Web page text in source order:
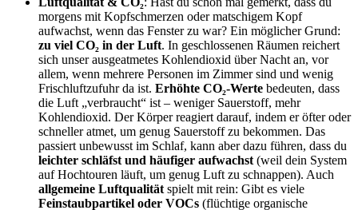
morgens mit Kopfschmerzen oder matschigem Kopf
aufwachst, wenn das Fenster zu war? Ein möglicher Grund:
zu viel CO₂ in der Luft. In geschlossenen Räumen reichert
sich unser ausgeatmetes Kohlendioxid über Nacht an, vor
allem, wenn mehrere Personen im Zimmer sind und wenig
Frischluftzufuhr da ist. Erhöhte CO₂-Werte bedeuten, dass
die Luft „verbraucht“ ist – weniger Sauerstoff, mehr
Kohlendioxid. Der Körper reagiert darauf, indem er öfter oder
schneller atmet, um genug Sauerstoff zu bekommen. Das
passiert unbewusst im Schlaf, kann aber dazu führen, dass du
leichter schläfst und häufiger aufwachst (weil dein System
auf Hochtouren läuft, um genug Luft zu schnappen). Auch
allgemeine Luftqualität spielt mit rein: Gibt es viele
Feinstaubpartikel oder VOCs (flüchtige organische